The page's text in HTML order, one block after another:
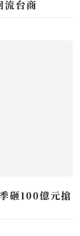
流台商
砸100億元搶